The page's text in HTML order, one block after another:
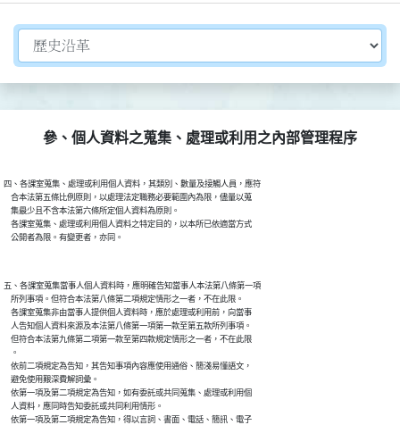
切換選擇法規資訊內容
參、個人資料之蒐集、處理或利用之內部管理程序
四、各課室蒐集、處理或利用個人資料，其類別、數量及接觸人員，應符
    合本法第五條比例原則，以處理法定職務必要範圍內為限，儘量以蒐
    集最少且不含本法第六條所定個人資料為原則。
    各課室蒐集、處理或利用個人資料之特定目的，以本所已依適當方式
五、各課室蒐集當事人個人資料時，應明確告知當事人本法第八條第一項
    所列事項。但符合本法第八條第二項規定情形之一者，不在此限。
    各課室蒐集非由當事人提供個人資料時，應於處理或利用前，向當事
    人告知個人資料來源及本法第八條第一項第一款至第五款所列事項。
    但符合本法第九條第二項第一款至第四款規定情形之一者，不在此限
    。
    依前二項規定為告知，其告知事項內容應使用通俗、簡淺易懂語文，
    避免使用艱深費解詞彙。
    依第一項及第二項規定為告知，如有委託或共同蒐集、處理或利用個
    人資料，應同時告知委託或共同利用情形。
    依第一項及第二項規定為告知，得以言詞、書面、電話、簡訊、電子